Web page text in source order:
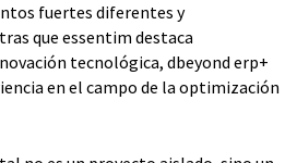
fuertes diferentes y
que essentim destaca
tecnológica, dbeyond erp+
en el campo de la optimización